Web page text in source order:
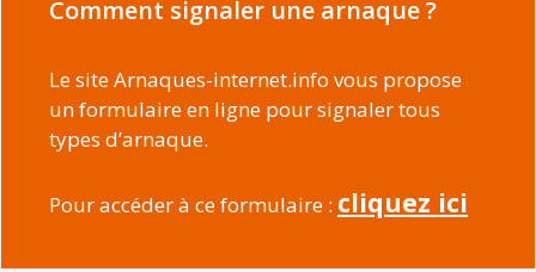
Comment signaler une arnaque ?
Le site Arnaques-internet.info vous propose
un formulaire en ligne pour signaler tous
types d’arnaque.
Pour accéder à ce formulaire : cliquez ici